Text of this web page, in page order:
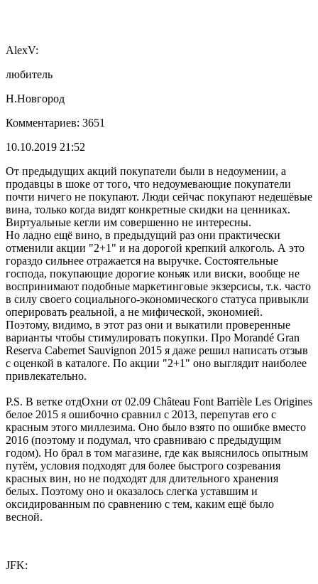
AlexV:
любитель
Н.Новгород
Комментариев: 3651
10.10.2019 21:52
От предыдущих акций покупатели были в недоумении, а
продавцы в шоке от того, что недоумевающие покупатели
почти ничего не покупают. Люди сейчас покупают недешёвые
вина, только когда видят конкретные скидки на ценниках.
Виртуальные кегли им совершенно не интересны.
Но ладно ещё вино, в предыдущий раз они практически
отменили акции "2+1" и на дорогой крепкий алкоголь. А это
гораздо сильнее отражается на выручке. Состоятельные
господа, покупающие дорогие коньяк или виски, вообще не
воспринимают подобные маркетинговые экзерсисы, т.к. часто
в силу своего социального-экономического статуса привыкли
оперировать реальной, а не мифической, экономией.
Поэтому, видимо, в этот раз они и выкатили проверенные
варианты чтобы стимулировать покупки. Про Morandé Gran
Reserva Cabernet Sauvignon 2015 я даже решил написать отзыв
с оценкой в каталоге. По акции "2+1" оно выглядит наиболее
привлекательно.
P.S. В ветке отдОхни от 02.09 Château Font Barrièle Les Origines
белое 2015 я ошибочно сравнил с 2013, перепутав его с
красным этого миллезима. Оно было взято по ошибке вместо
2016 (поэтому и подумал, что сравниваю с предыдущим
годом). Но брал в том магазине, где как выяснилось опытным
путём, условия подходят для более быстрого созревания
красных вин, но не подходят для длительного хранения
белых. Поэтому оно и оказалось слегка уставшим и
оксидированным по сравнению с тем, каким ещё было
весной.
JFK: